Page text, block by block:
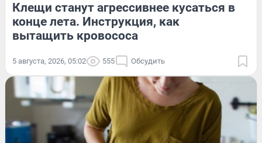
Клещи станут агрессивнее кусаться в
конце лета. Инструкция, как
вытащить кровососа
5 августа, 2026, 05:02 555 Обсудить